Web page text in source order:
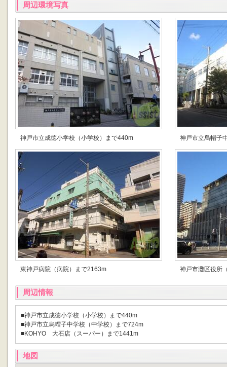
周辺環境写真
神戸市立成徳小学校（小学校）まで440m 神戸市立烏帽子
東神戸病院（病院）まで2163m 神戸市灘区役所
周辺情報
■神戸市立成徳小学校（小学校）まで440m
■神戸市立烏帽子中学校（中学校）まで724m
■KOHYO 大石店（スーパー）まで1441m
地図